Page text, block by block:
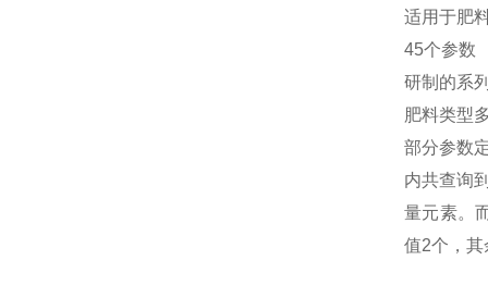
适用于肥
45个参数
研制的系
肥料类型
部分参数
内共查询
量元素。
值2个，